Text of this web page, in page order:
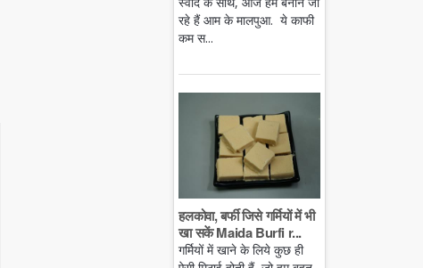
रहे हैं आम के मालपुआ. ये काफी
कम स...
हलकोवा, बर्फी जिसे गर्मियों में भी
खा सकें Maida Burfi r...
गर्मियों में खाने के लिये कुछ ही